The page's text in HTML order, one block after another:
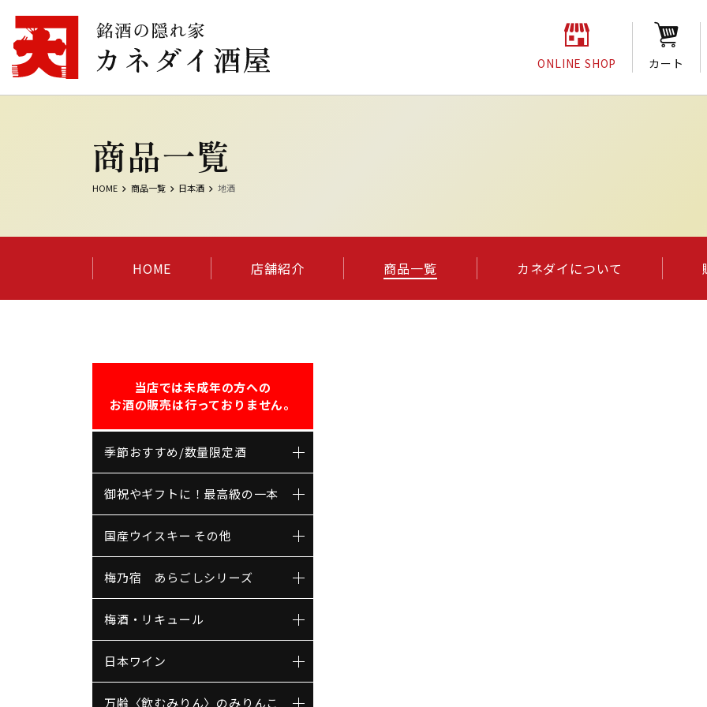
ONLINE SHOP カート
商品一覧
HOME 商品一覧 日本酒 地酒
HOME 店舗紹介 商品一覧 カネダイについて
当店では未成年の方への
お酒の販売は行っておりません。
季節おすすめ/数量限定酒
御祝やギフトに！最高級の一本
国産ウイスキー その他
梅乃宿 あらごしシリーズ
梅酒・リキュール
日本ワイン
万齢〈飲むみりん〉のみりんこ